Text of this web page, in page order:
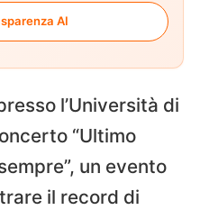
AI
l’Università di
“Ultimo
un evento
il record di